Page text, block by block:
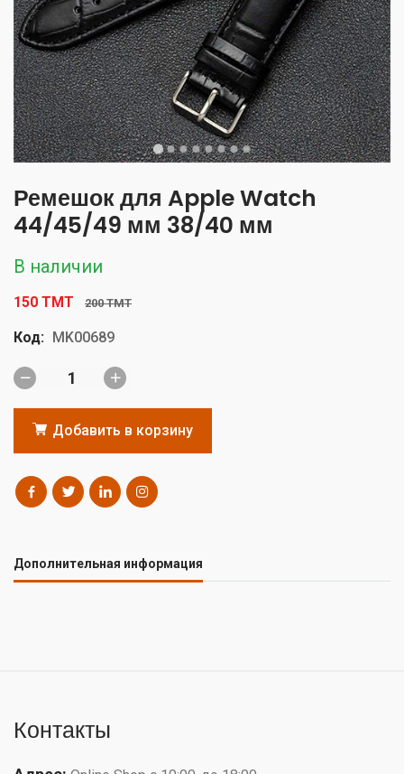
Ремешок для Apple Watch
44/45/49 мм 38/40 мм
В наличии
150 TMT 200 TMT
Код: MK00689
Добавить в корзину
Дополнительная информация
Контакты